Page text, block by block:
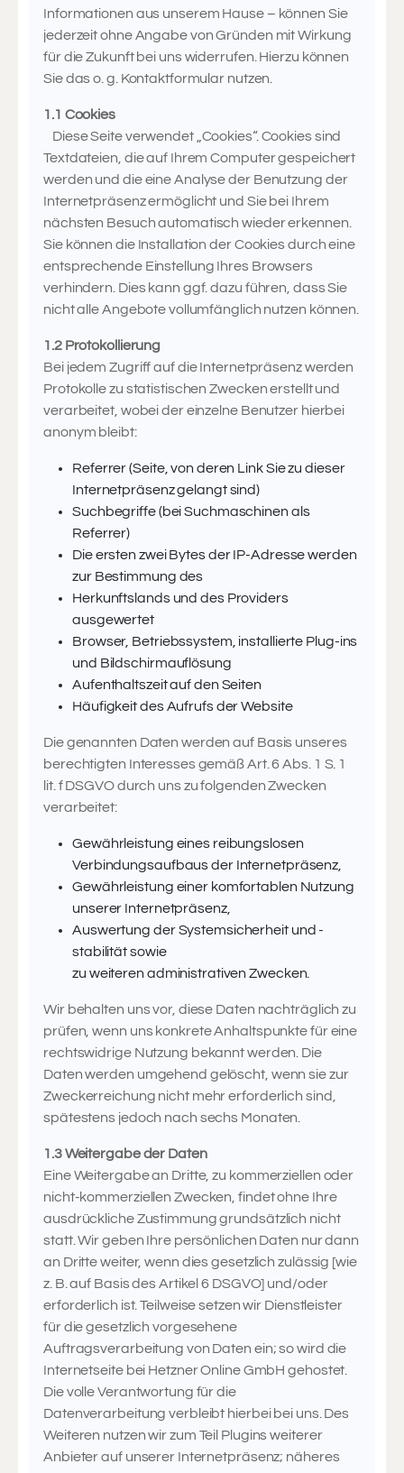
Informationen aus unserem Hause – können Sie
jederzeit ohne Angabe von Gründen mit Wirkung
für die Zukunft bei uns widerrufen. Hierzu können
Sie das o. g. Kontaktformular nutzen.
1.1 Cookies
Diese Seite verwendet „Cookies“. Cookies sind
Textdateien, die auf Ihrem Computer gespeichert
werden und die eine Analyse der Benutzung der
Internetpräsenz ermöglicht und Sie bei Ihrem
nächsten Besuch automatisch wieder erkennen.
Sie können die Installation der Cookies durch eine
entsprechende Einstellung Ihres Browsers
verhindern. Dies kann ggf. dazu führen, dass Sie
nicht alle Angebote vollumfänglich nutzen können.
1.2 Protokollierung
Bei jedem Zugriff auf die Internetpräsenz werden
Protokolle zu statistischen Zwecken erstellt und
verarbeitet, wobei der einzelne Benutzer hierbei
anonym bleibt:
Referrer (Seite, von deren Link Sie zu dieser
Internetpräsenz gelangt sind)
Suchbegriffe (bei Suchmaschinen als
Referrer)
Die ersten zwei Bytes der IP-Adresse werden
zur Bestimmung des
Herkunftslands und des Providers
ausgewertet
Browser, Betriebssystem, installierte Plug-ins
und Bildschirmauflösung
Aufenthaltszeit auf den Seiten
Häufigkeit des Aufrufs der Website
Die genannten Daten werden auf Basis unseres
berechtigten Interesses gemäß Art. 6 Abs. 1 S. 1
lit. f DSGVO durch uns zu folgenden Zwecken
verarbeitet:
Gewährleistung eines reibungslosen
Verbindungsaufbaus der Internetpräsenz,
Gewährleistung einer komfortablen Nutzung
unserer Internetpräsenz,
Auswertung der Systemsicherheit und -
stabilität sowie
zu weiteren administrativen Zwecken.
Wir behalten uns vor, diese Daten nachträglich zu
prüfen, wenn uns konkrete Anhaltspunkte für eine
rechtswidrige Nutzung bekannt werden. Die
Daten werden umgehend gelöscht, wenn sie zur
Zweckerreichung nicht mehr erforderlich sind,
spätestens jedoch nach sechs Monaten.
1.3 Weitergabe der Daten
Eine Weitergabe an Dritte, zu kommerziellen oder
nicht-kommerziellen Zwecken, findet ohne Ihre
ausdrückliche Zustimmung grundsätzlich nicht
statt. Wir geben Ihre persönlichen Daten nur dann
an Dritte weiter, wenn dies gesetzlich zulässig [wie
z. B. auf Basis des Artikel 6 DSGVO] und/oder
erforderlich ist. Teilweise setzen wir Dienstleister
für die gesetzlich vorgesehene
Auftragsverarbeitung von Daten ein; so wird die
Internetseite bei Hetzner Online GmbH gehostet.
Die volle Verantwortung für die
Datenverarbeitung verbleibt hierbei bei uns. Des
Weiteren nutzen wir zum Teil Plugins weiterer
Anbieter auf unserer Internetpräsenz; näheres